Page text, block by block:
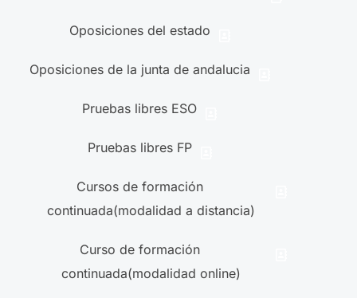
Oposiciones del estado
Oposiciones de la junta de andalucia
Pruebas libres ESO
Pruebas libres FP
Cursos de formación
continuada(modalidad a distancia)
Curso de formación
continuada(modalidad online)